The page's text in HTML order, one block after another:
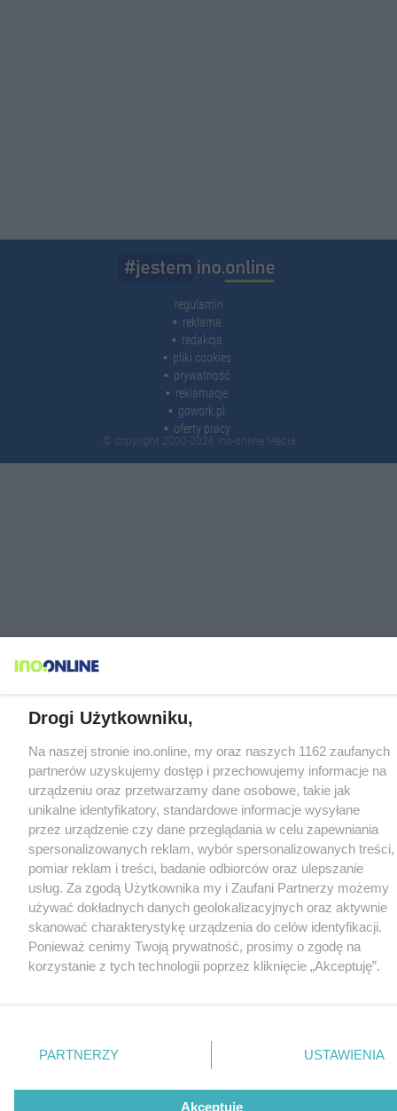
regulamin
reklama
redakcja
pliki cookies
prywatność
reklamacje
gowork.pl
oferty pracy
© copyright 2000-2026 Ino-online Media
Drogi Użytkowniku,
Na naszej stronie ino.online, my oraz naszych 1162 zaufanych
partnerów uzyskujemy dostęp i przechowujemy informacje na
urządzeniu oraz przetwarzamy dane osobowe, takie jak
unikalne identyfikatory, standardowe informacje wysyłane
przez urządzenie czy dane przeglądania w celu zapewniania
spersonalizowanych reklam, wybór spersonalizowanych treści,
pomiar reklam i treści, badanie odbiorców oraz ulepszanie
usług. Za zgodą Użytkownika my i Zaufani Partnerzy możemy
używać dokładnych danych geolokalizacyjnych oraz aktywnie
skanować charakterystykę urządzenia do celów identyfikacji.
Ponieważ cenimy Twoją prywatność, prosimy o zgodę na
korzystanie z tych technologii poprzez kliknięcie „Akceptuję”.
nie wymagają zgody użytkownika, ale masz prawo sprzeciwić
się takiemu przetwarzaniu. Preferencje będą miały
PARTNERZY USTAWIENIA
Akceptuję